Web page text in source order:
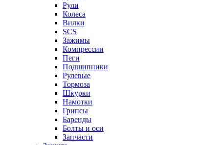
Рули
Колеса
Вилки
SCS
Зажимы
Компрессии
Пеги
Подшипники
Рулевые
Тормоза
Шкурки
Намотки
Грипсы
Баренды
Болты и оси
Запчасти